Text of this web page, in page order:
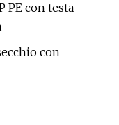
PE con testa
con